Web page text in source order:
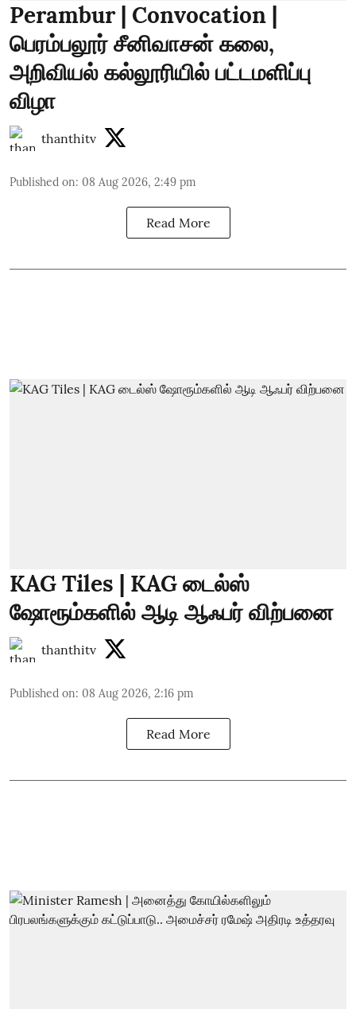
Perambur | Convocation |
பெரம்பலூர் சீனிவாசன் கலை,
அறிவியல் கல்லூரியில் பட்டமளிப்பு
விழா
thanthitv
Published on: 08 Aug 2026, 2:49 pm
Read More
KAG Tiles | KAG டைல்ஸ்
ஷோரூம்களில் ஆடி ஆஃபர் விற்பனை
thanthitv
Published on: 08 Aug 2026, 2:16 pm
Read More